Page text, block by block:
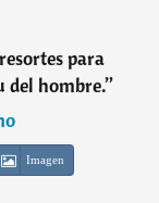
para
del hombre.”
Imagen